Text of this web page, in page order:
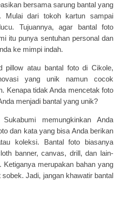
bersama sarung bantal yang
Mulai dari tokoh kartun sampai
Tujuannya, agar bantal foto
itu punya sentuhan personal dan
ke mimpi indah.
pillow atau bantal foto di Cikole,
yang unik namun cocok
Kenapa tidak Anda mencetak foto
menjadi bantal yang unik?
memungkinkan Anda
dan katayang bisa Anda berikan
koleksi. Bantal foto biasanya
banner, canvas, drill, dan lain-
merupakan bahan yang
Jadi, jangan khawatir bantal